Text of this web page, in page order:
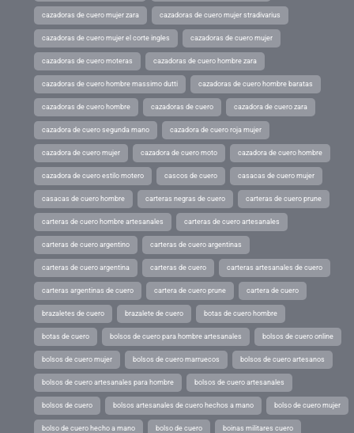
cazadoras de cuero mujer zara cazadoras de cuero mujer stradivarius
cazadoras de cuero mujer el corte ingles cazadoras de cuero mujer
cazadoras de cuero moteras cazadoras de cuero hombre zara
cazadoras de cuero hombre massimo dutti cazadoras de cuero hombre baratas
cazadoras de cuero hombre cazadoras de cuero cazadora de cuero zara
cazadora de cuero segunda mano cazadora de cuero roja mujer
cazadora de cuero mujer cazadora de cuero moto cazadora de cuero hombre
cazadora de cuero estilo motero cascos de cuero casacas de cuero mujer
casacas de cuero hombre carteras negras de cuero carteras de cuero prune
carteras de cuero hombre artesanales carteras de cuero artesanales
carteras de cuero argentino carteras de cuero argentinas
carteras de cuero argentina carteras de cuero carteras artesanales de cuero
carteras argentinas de cuero cartera de cuero prune cartera de cuero
brazaletes de cuero brazalete de cuero botas de cuero hombre
botas de cuero bolsos de cuero para hombre artesanales bolsos de cuero online
bolsos de cuero mujer bolsos de cuero marruecos bolsos de cuero artesanos
bolsos de cuero artesanales para hombre bolsos de cuero artesanales
bolsos de cuero bolsos artesanales de cuero hechos a mano bolso de cuero mujer
bolso de cuero hecho a mano bolso de cuero boinas militares cuero